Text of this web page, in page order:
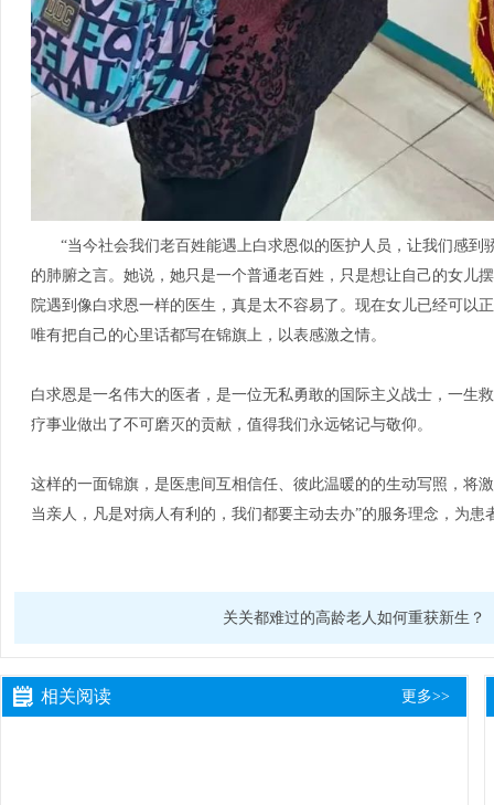
“当今社会我们老百姓能遇上白求恩似的医护人员，让我们感到
的肺腑之言。她说，她只是一个普通老百姓，只是想让自己的女儿
院遇到像白求恩一样的医生，真是太不容易了。现在女儿已经可以
唯有把自己的心里话都写在锦旗上，以表感激之情。
白求恩是一名伟大的医者，是一位无私勇敢的国际主义战士，一生
疗事业做出了不可磨灭的贡献，值得我们永远铭记与敬仰。
这样的一面锦旗，是医患间互相信任、彼此温暖的的生动写照，将
当亲人，凡是对病人有利的，我们都要主动去办”的服务理念，为患
关关都难过的高龄老人如何重获新生？
相关阅读 更多>>